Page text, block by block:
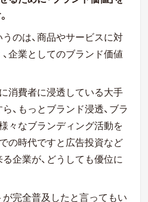
のは、商品やサービスに対
企業としてのブランド価値
消費者に浸透している大手
、もっとブランド浸透、ブラ
々なブランディング活動を
の時代ですと広告投資など
企業が、どうしても優位に
完全普及したと言ってもい